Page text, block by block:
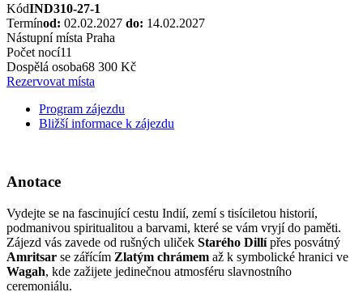
KódIND310-27-1
Termínod: 02.02.2027 do: 14.02.2027
Nástupní místa Praha
Počet nocí11
Dospělá osoba68 300 Kč
Rezervovat místa
Program zájezdu
Bližší informace k zájezdu
Anotace
Vydejte se na fascinující cestu Indií, zemí s tisíciletou historií,
podmanivou spiritualitou a barvami, které se vám vryjí do paměti.
Zájezd vás zavede od rušných uliček Starého Dillípřes posvátný
Amritsar se zářícím Zlatým chrámem až k symbolické hranici ve
Wagah, kde zažijete jedinečnou atmosféru slavnostního
ceremoniálu.